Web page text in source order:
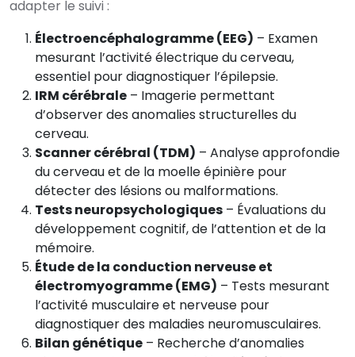
adapter le suivi :
Électroencéphalogramme (EEG) – Examen
mesurant l’activité électrique du cerveau,
essentiel pour diagnostiquer l’épilepsie.
IRM cérébrale – Imagerie permettant
d’observer des anomalies structurelles du
cerveau.
Scanner cérébral (TDM) – Analyse approfondie
du cerveau et de la moelle épinière pour
détecter des lésions ou malformations.
Tests neuropsychologiques – Évaluations du
développement cognitif, de l’attention et de la
mémoire.
Étude de la conduction nerveuse et
électromyogramme (EMG) – Tests mesurant
l’activité musculaire et nerveuse pour
diagnostiquer des maladies neuromusculaires.
Bilan génétique – Recherche d’anomalies